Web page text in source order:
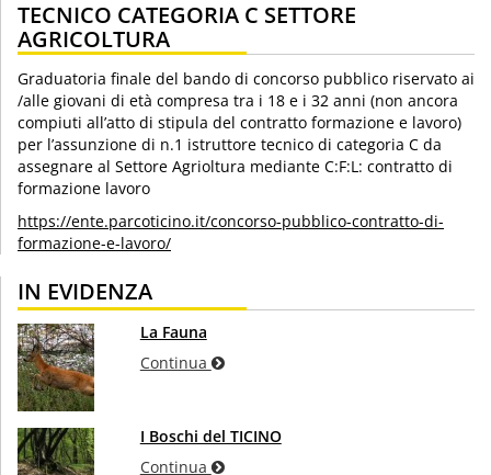
TECNICO CATEGORIA C SETTORE
AGRICOLTURA
Graduatoria finale del bando di concorso pubblico riservato ai
/alle giovani di età compresa tra i 18 e i 32 anni (non ancora
compiuti all’atto di stipula del contratto formazione e lavoro)
per l’assunzione di n.1 istruttore tecnico di categoria C da
assegnare al Settore Agrioltura mediante C:F:L: contratto di
formazione lavoro
https://ente.parcoticino.it/concorso-pubblico-contratto-di-
formazione-e-lavoro/
IN EVIDENZA
La Fauna
Continua
I Boschi del TICINO
Continua